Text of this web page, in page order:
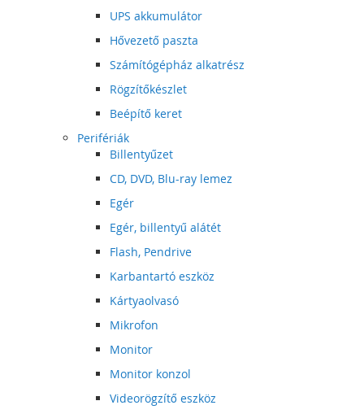
UPS akkumulátor
Hővezető paszta
Számítógépház alkatrész
Rögzítőkészlet
Beépítő keret
Perifériák
Billentyűzet
CD, DVD, Blu-ray lemez
Egér
Egér, billentyű alátét
Flash, Pendrive
Karbantartó eszköz
Kártyaolvasó
Mikrofon
Monitor
Monitor konzol
Videorögzítő eszköz